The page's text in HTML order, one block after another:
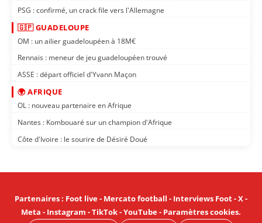
PSG : confirmé, un crack file vers l'Allemagne
🇬🇵 GUADELOUPE
OM : un ailier guadeloupéen à 18M€
Rennais : meneur de jeu guadeloupéen trouvé
ASSE : départ officiel d'Yvann Maçon
🌍 AFRIQUE
OL : nouveau partenaire en Afrique
Nantes : Kombouaré sur un champion d'Afrique
Côte d'Ivoire : le sourire de Désiré Doué
Partenaires: Foot live- Mercato football - Interviews Foot-X-
Meta - Instagram -TikTok-YouTube- Paramètres cookies.